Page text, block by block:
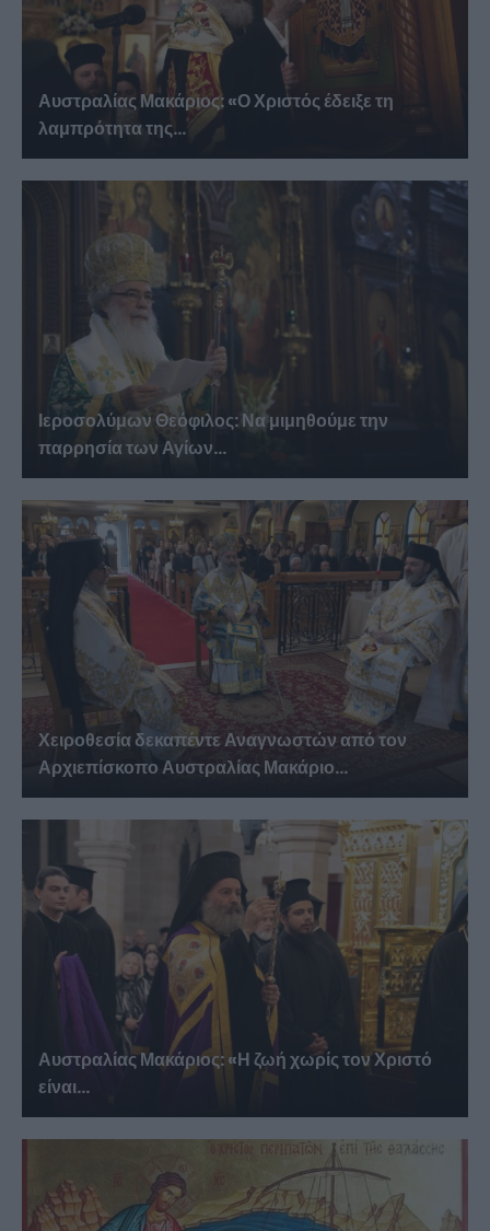
Αυστραλίας Μακάριος: «Ο Χριστός έδειξε τη
λαμπρότητα της...
Ιεροσολύμων Θεόφιλος: Να μιμηθούμε την
παρρησία των Αγίων...
Χειροθεσία δεκαπέντε Αναγνωστών από τον
Αρχιεπίσκοπο Αυστραλίας Μακάριο...
Αυστραλίας Μακάριος: «Η ζωή χωρίς τον Χριστό
είναι...